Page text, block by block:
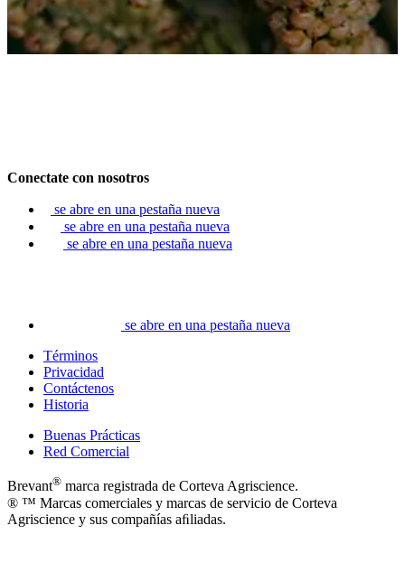
Conectate con nosotros
se abre en una pestaña nueva
se abre en una pestaña nueva
se abre en una pestaña nueva
se abre en una pestaña nueva
Términos
Privacidad
Contáctenos
Historia
Buenas Prácticas
Red Comercial
Brevant® marca registrada de Corteva Agriscience.
® ™ Marcas comerciales y marcas de servicio de Corteva
Agriscience y sus compañías aﬁliadas.